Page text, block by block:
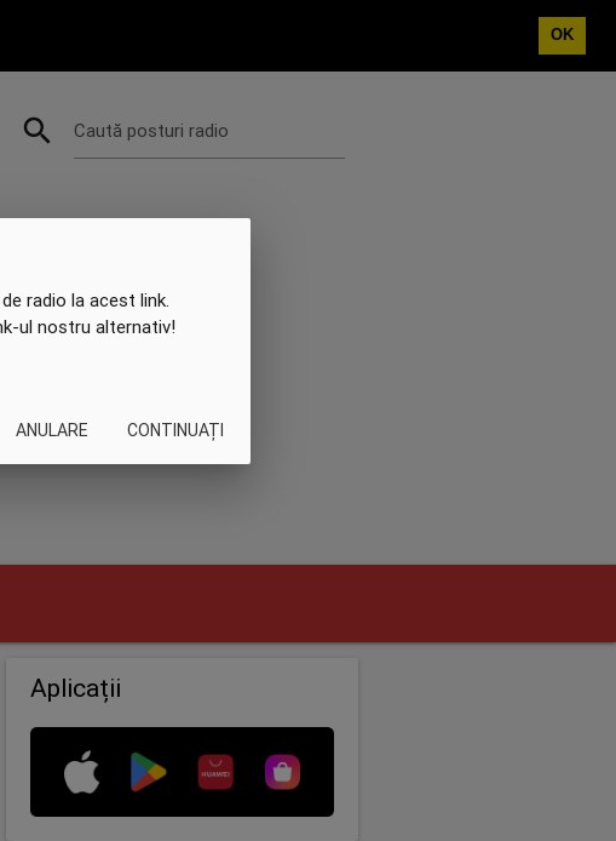
OK
search Caută posturi radio
radio la acest link.
ul nostru alternativ!
ANULARE CONTINUAȚI
Aplicații